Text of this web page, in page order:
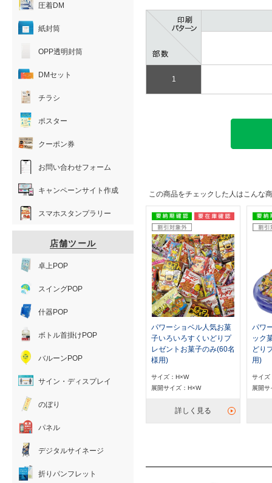
1
この商品をチェックした人はこんな
パワーショベル人気お菓
子いろいろすくいどりプ
レゼントお菓子のみ(60名
様用)
サイズ：H×W
展開サイズ：H×W
詳しく見る
パワ
ック
どり
用)
サイズ
展開サ
圧着DM
紙封筒
OPP透明封筒
DMセット
チラシ
ポスター
クーポン券
お問い合わせフォーム
キャンペーンサイト作成
スマホスタンプラリー
店舗ツール
卓上POP
スイングPOP
什器POP
ボトル首掛けPOP
バルーンPOP
サイン・ディスプレイ
のぼり
パネル
デジタルサイネージ
折りパンフレット